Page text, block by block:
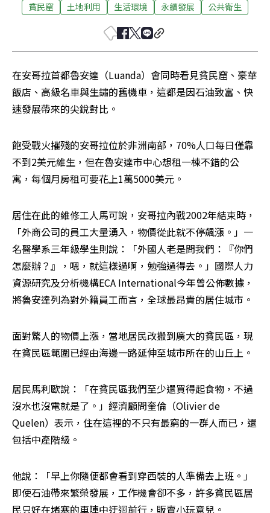
貧民窟 土地利用 生活環境 永續發展 公共衛生
在安哥拉首都魯安達（Luanda）會同時看見貧民窟、豪華
飯店、高級名車與生鏽的舊機車，這都是因石油致富、快
速發展帶來的尖銳對比。
飽受戰火摧殘的安哥拉位於非洲南部，70%人口每日僅靠
不到2美元維生，但在魯安達市中心想租一棟不錯的公
寓，每個月房租可要花上1萬5000美元。
居住在此的維修工人馬可說，安哥拉內戰2002年結束時，
「外商公司的員工大量湧入，物價從此就不停飆漲。」一
名醫學系三年級學生則說：「外國人老是問我們：『你們
怎麼辦？』，嗯，就這樣過啊，勉強過得去。」國際人力
資源研究及分析機構ECA International今年曾公佈數據，
將魯安達列為對外籍員工而言，全球最昂貴的居住城市。
面對驚人的物價上漲，當地居民改搬到廣大的貧民區，現
在貧民區範圍已經由海邊一路延伸至城市所在的山丘上。
居民馬利歐說：「在貧民區我們至少還買得起食物，不過
沒水也沒電就是了。」經濟顧問奎倫（Olivier de
Quelen）表示，住在這裡的不只有最窮的一群人而已，還
包括中產階級。
他說：「早上你隨便都會看到穿西裝的人準備去上班。」
即使石油帶來繁榮發展，工作機會卻不多，許多貧民區居
民只好在堵塞的車陣中迂迴前行，販賣小玩意兒。